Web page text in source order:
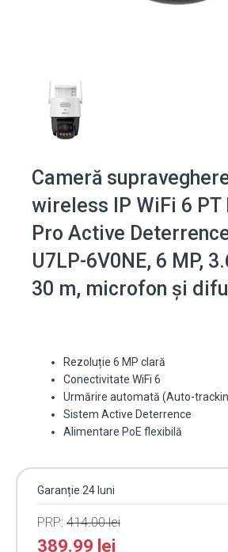
Cameră
wireless IP WiFi 6 PT
Pro Active
U7LP-6V0NE, 6 MP,
30 m, microfon și
Rezoluție 6 MP clară
Conectivitate WiFi 6
Urmărire automată (Auto-
Sistem Active Deterrence
Alimentare PoE flexibilă
Garanție 24 luni
PRP: 414.00lei
389.99 lei